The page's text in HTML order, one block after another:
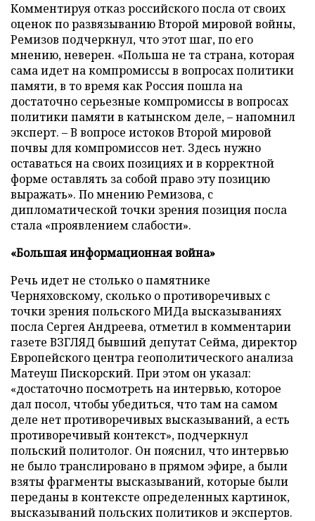
Комментируя отказ российского посла от своих
оценок по развязыванию Второй мировой войны,
Ремизов подчеркнул, что этот шаг, по его
мнению, неверен. «Польша не та страна, которая
сама идет на компромиссы в вопросах политики
памяти, в то время как Россия пошла на
достаточно серьезные компромиссы в вопросах
политики памяти в катынском деле, – напомнил
эксперт. – В вопросе истоков Второй мировой
почвы для компромиссов нет. Здесь нужно
оставаться на своих позициях и в корректной
форме оставлять за собой право эту позицию
выражать». По мнению Ремизова, с
дипломатической точки зрения позиция посла
стала «проявлением слабости».
«Большая информационная война»
Речь идет не столько о памятнике
Черняховскому, сколько о противоречивых с
точки зрения польского МИДа высказываниях
посла Сергея Андреева, отметил в комментарии
газете ВЗГЛЯД бывший депутат Сейма, директор
Европейского центра геополитического анализа
Матеуш Пискорский. При этом он указал:
«достаточно посмотреть на интервью, которое
дал посол, чтобы убедиться, что там на самом
деле нет противоречивых высказываний, а есть
противоречивый контекст», подчеркнул
польский политолог. Он пояснил, что интервью
не было транслировано в прямом эфире, а были
взяты фрагменты высказываний, которые были
переданы в контексте определенных картинок,
высказываний польских политиков и экспертов.